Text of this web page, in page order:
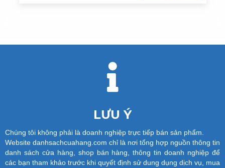
LƯU Ý
Chúng tôi không phải là doanh nghiệp trực tiếp bán sản phẩm.
Website danhsachcuahang.com chỉ là nơi tổng hợp nguồn thông tin
danh sách cửa hàng, shop bán hàng, thông tin doanh nghiệp để
các bạn tham khảo trước khi quyết định sử dung dụng dịch vụ, mua